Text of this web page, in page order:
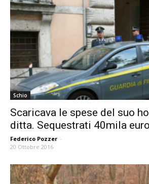
Schio
Scaricava le spese del suo
ditta. Sequestrati 40mila euro
Federico Pozzer -
20 Ottobre 2016